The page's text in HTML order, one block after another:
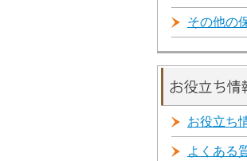
その他の
お役立ち
よくある